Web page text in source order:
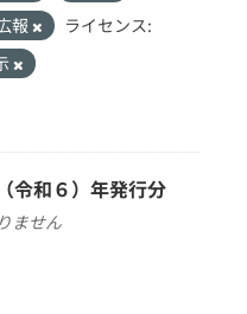
報
ライセンス:
令和６）年発行分
ません